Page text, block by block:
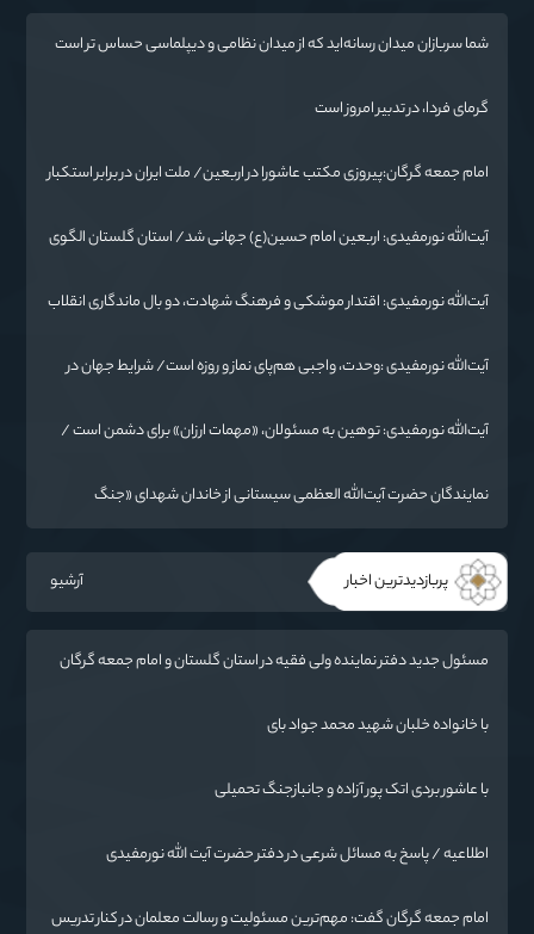
شما سربازان میدان رسانه‌اید که از میدان نظامی و دیپلماسی حساس تر است
گرمای فردا، در تدبیر امروز است
امام جمعه گرگان:پیروزی مکتب عاشورا در اربعین/ ملت ایران در برابر استکبار
آیت‌الله نورمفیدی: اربعین امام حسین(ع) جهانی شد/ استان گلستان الگوی
آیت‌الله نورمفیدی: اقتدار موشکی و فرهنگ شهادت، دو بال ماندگاری انقلاب
آیت‌الله نورمفیدی :وحدت، واجبی هم‌پای نماز و روزه است/ شرایط جهان در
آیت‌الله نورمفیدی: توهین به مسئولان، «مهمات ارزان» برای دشمن است /
نمایندگان حضرت آیت‌الله العظمی سیستانی از خاندان شهدای «جنگ
پربازدیدترین اخبار آرشیو
مسئول جدید دفتر نماینده ولی فقیه در استان گلستان و امام جمعه گرگان
با خانواده خلبان شهید محمد جواد بای
با عاشور بردی اتک پور آزاده و جانبازجنگ تحمیلی
اطلاعیه / پاسخ به مسائل شرعی در دفتر حضرت آیت الله نورمفیدی
امام جمعه گرگان گفت: مهم‌ترین مسئولیت و رسالت معلمان در کنار تدریس